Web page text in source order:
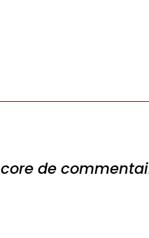
de